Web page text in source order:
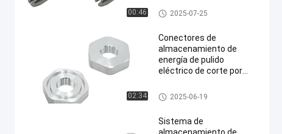
00:46
recubrimiento en polvo
Conectores del almacenamien
to de energía
2025-07-25
02:34
Conectores de
almacenamiento de
energía de pulido
eléctrico de corte por
Conectores del almacenamien
to de energía
2025-06-19
Sistema de